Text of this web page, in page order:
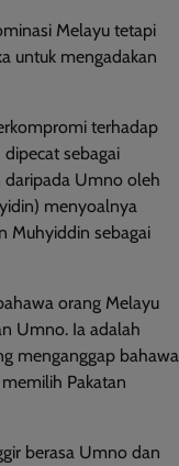
Melayu tetapi
untuk mengadakan
terhadap
sebagai
Umno oleh
menyoalnya
Muhyiddin sebagai
orang Melayu
Umno. Ia adalah
menganggap bahawa
Pakatan
berasa Umno dan